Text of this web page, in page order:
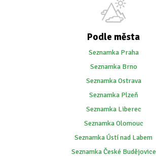
Podle města
Seznamka Praha
Seznamka Brno
Seznamka Ostrava
Seznamka Plzeň
Seznamka Liberec
Seznamka Olomouc
Seznamka Ústí nad Labem
Seznamka České Budějovice